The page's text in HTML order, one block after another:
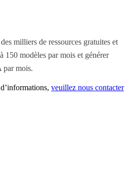
milliers de ressources gratuites et
150 modèles par mois et générer
par mois.
veuillez nous contacter